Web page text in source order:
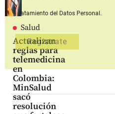
Salud
Actualizan
reglas para
telemedicina
en
Colombia:
MinSalud
sacó
resolución
Tratamiento del Datos Personal.